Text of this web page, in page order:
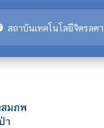
สถาบันเทคโนโลยีจิตรลดา
สมภพ
า